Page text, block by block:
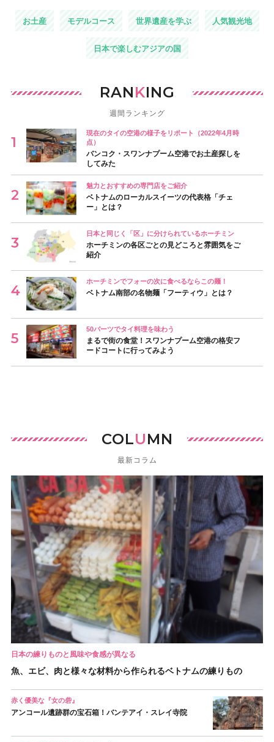
お土産 モデルコース 世界遺産を学ぶ 人気観光地
日本で楽しむアジアの国
RANKING
週間ランキング
現在のタイの空港の様子をリポート（2022年4月時
点）
バンコク・スワンナプーム空港でお土産探しを
してみた
魅力とおすすめの専門店をご紹介
ベトナムのローカルスイーツの代表格「チェ
ー」とは？
日本と同じく「区」に分けられているホーチミン
ホーチミンの各区ごとの見どころと雰囲気をご
紹介
ホーチミンでフォーの次に食べるならこの麺！
ベトナム南部の名物麺「フーティウ」とは？
50バーツでタイ料理を味わう
まるで街の食堂！スワンナプーム空港の格安フ
ードコートに行ってみよう
COLUMN
最新コラム
日本の練りものと風味や食感が異なる
魚、エビ、肉と様々な材料から作られるベトナムの練りもの
赤く優美な『女の砦』
アンコール遺跡群の宝石箱！バンテアイ・スレイ寺院